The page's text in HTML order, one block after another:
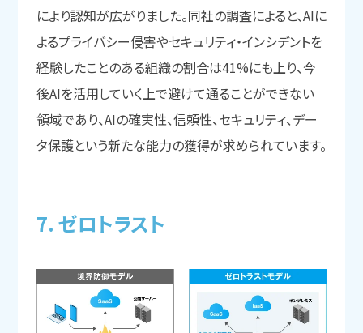
により認知が広がりました。同社の調査によると、AIに
よるプライバシー侵害やセキュリティ・インシデントを
経験したことのある組織の割合は41%にも上り、今
後AIを活用していく上で避けて通ることができない
領域であり、AIの確実性、信頼性、セキュリティ、デー
タ保護という新たな能力の獲得が求められています。
7. ゼロトラスト